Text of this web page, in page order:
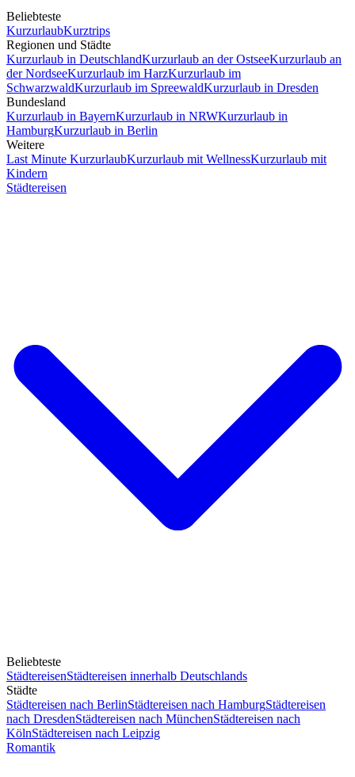
Beliebteste
KurzurlaubKurztrips
Regionen und Städte
Kurzurlaub in DeutschlandKurzurlaub an der OstseeKurzurlaub an
der NordseeKurzurlaub im HarzKurzurlaub im
SchwarzwaldKurzurlaub im SpreewaldKurzurlaub in Dresden
Bundesland
Kurzurlaub in BayernKurzurlaub in NRWKurzurlaub in
HamburgKurzurlaub in Berlin
Weitere
Last Minute KurzurlaubKurzurlaub mit WellnessKurzurlaub mit
Kindern
Städtereisen
Beliebteste
StädtereisenStädtereisen innerhalb Deutschlands
Städte
Städtereisen nach BerlinStädtereisen nach HamburgStädtereisen
nach DresdenStädtereisen nach MünchenStädtereisen nach
KölnStädtereisen nach Leipzig
Romantik